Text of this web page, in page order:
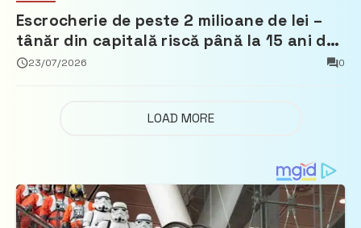
Escrocherie de peste 2 milioane de lei –
tânăr din capitală riscă până la 15 ani de
închisoare
23/07/2026 0
LOAD MORE